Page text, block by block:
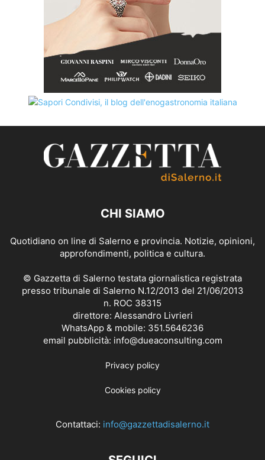
CHI SIAMO
Quotidiano on line di Salerno e provincia. Notizie, opinioni,
approfondimenti, politica e cultura.
© Gazzetta di Salerno testata giornalistica registrata
presso tribunale di Salerno N.12/2013 del 21/06/2013
n. ROC 38315
direttore: Alessandro Livrieri
WhatsApp & mobile: 351.5646236
email pubblicità: info@dueaconsulting.com
Privacy policy
Cookies policy
Contattaci: info@gazzettadisalerno.it